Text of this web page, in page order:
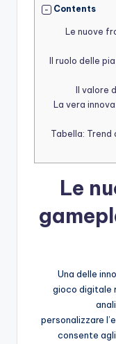
Contents
Le nuove
Il ruolo delle
La vera
Tabella:
Le
Una delle
gioco digitale
personalizzare
consente